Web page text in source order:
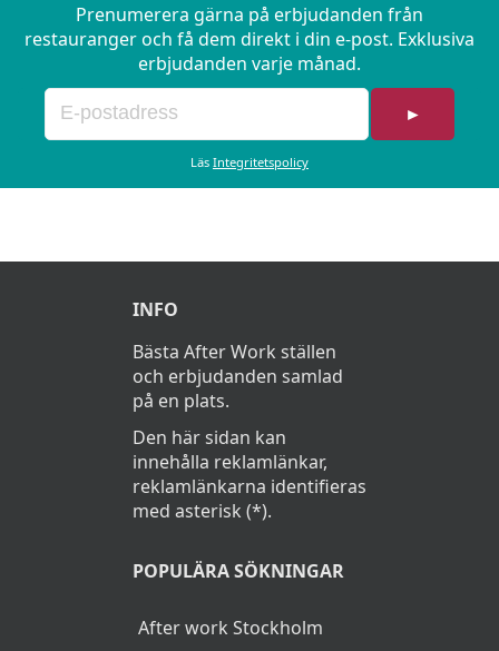
Prenumerera gärna på erbjudanden från
restauranger och få dem direkt i din e-post. Exklusiva
erbjudanden varje månad.
►
Läs Integritetspolicy
INFO
Bästa After Work ställen
och erbjudanden samlad
på en plats.
Den här sidan kan
innehålla reklamlänkar,
reklamlänkarna identifieras
med asterisk (*).
POPULÄRA SÖKNINGAR
After work Stockholm